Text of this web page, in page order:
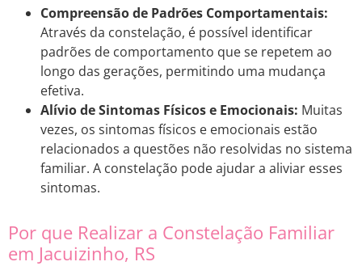
Compreensão de Padrões Comportamentais:
Através da constelação, é possível identificar
padrões de comportamento que se repetem ao
longo das gerações, permitindo uma mudança
efetiva.
Alívio de Sintomas Físicos e Emocionais: Muitas
vezes, os sintomas físicos e emocionais estão
relacionados a questões não resolvidas no sistema
familiar. A constelação pode ajudar a aliviar esses
sintomas.
Por que Realizar a Constelação Familiar
em Jacuizinho, RS